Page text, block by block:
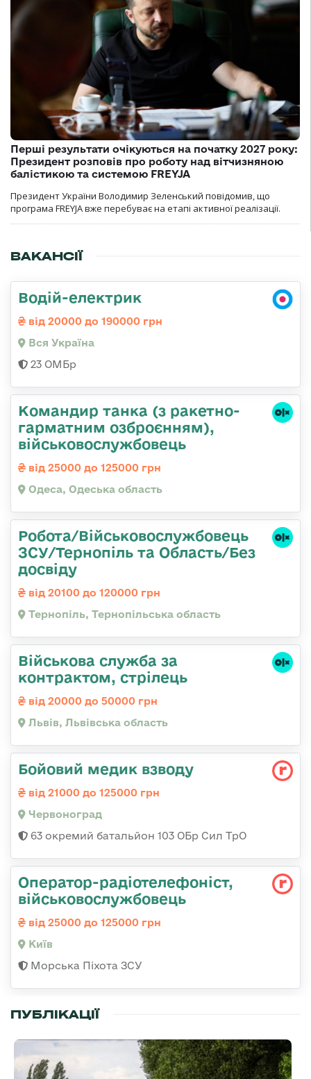
Перші результати очікуються на початку 2027 року:
Президент розповів про роботу над вітчизняною
балістикою та системою FREYJA
Президент України Володимир Зеленський повідомив, що
програма FREYJA вже перебуває на етапі активної реалізації.
ВАКАНСІЇ
Водій-електрик
від 20000 до 190000 грн
Вся Україна
23 ОМБр
Командиp танка (з pакетно-
гарматним озброєнням),
військовослужбовець
від 25000 до 125000 грн
Одеса, Одеська область
Робота/Військовослужбовець
ЗСУ/Тернопіль та Область/Без
досвіду
від 20100 до 120000 грн
Тернопіль, Тернопільська область
Військова служба за
контрактом, стрілець
від 20000 до 50000 грн
Львів, Львівська область
Бойовий медик взводу
від 21000 до 125000 грн
Червоноград
63 окремий батальйон 103 ОБр Сил ТрО
Оператор-радіотелефоніст,
військовослужбовець
від 25000 до 125000 грн
Київ
Морська Піхота ЗСУ
ПУБЛІКАЦІЇ